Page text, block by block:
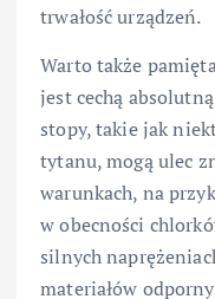
trwałość urządzeń.
Warto także
jest cechą
stopy, takie jak
tytanu, mogą ulec
warunkach, na
w obecności
silnych
materiałów